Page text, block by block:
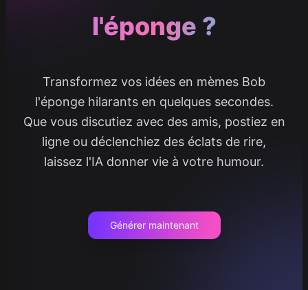
l'éponge ?
Transformez vos idées en mèmes Bob
l'éponge hilarants en quelques secondes.
Que vous discutiez avec des amis, postiez en
ligne ou déclenchiez des éclats de rire,
laissez l'IA donner vie à votre humour.
Générer maintenant